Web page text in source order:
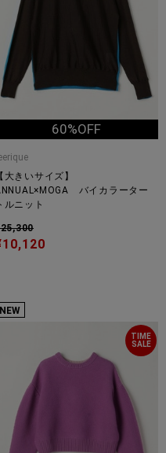
60%OFF
【大きいサイズ】
バイカラーター
ルニット
NEW
TIME
SALE